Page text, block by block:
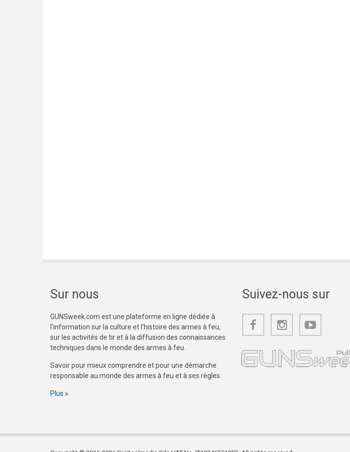
Sur nous
GUNSweek.com est une plateforme en ligne dédiée à
l'information sur la culture et l'histoire des armes à feu,
sur les activités de tir et à la diffusion des connaissances
techniques dans le monde des armes à feu.
Savoir pour mieux comprendre et pour une démarche
responsable au monde des armes à feu et à ses règles.
Plus
Suivez-nous sur